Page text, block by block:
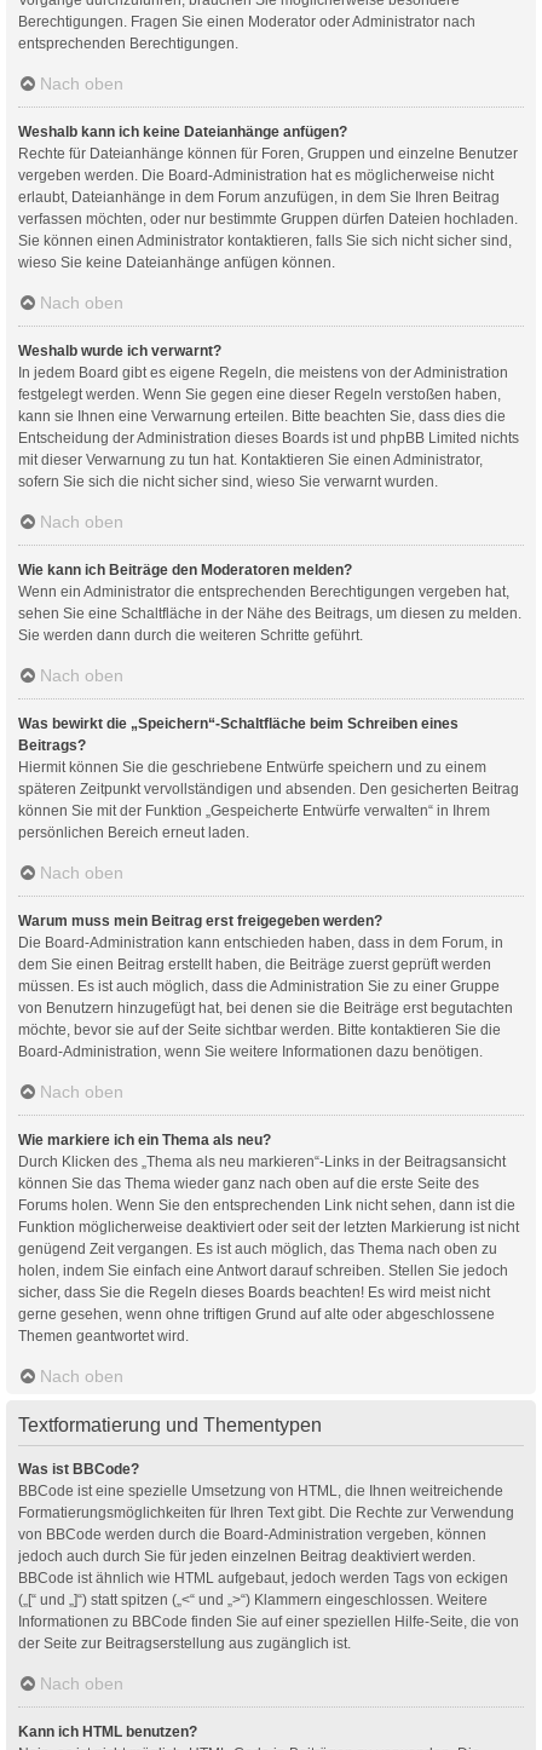
Berechtigungen. Fragen Sie einen Moderator oder Administrator nach
entsprechenden Berechtigungen.
Nach oben
Weshalb kann ich keine Dateianhänge anfügen?
Rechte für Dateianhänge können für Foren, Gruppen und einzelne Benutzer
vergeben werden. Die Board-Administration hat es möglicherweise nicht
erlaubt, Dateianhänge in dem Forum anzufügen, in dem Sie Ihren Beitrag
verfassen möchten, oder nur bestimmte Gruppen dürfen Dateien hochladen.
Sie können einen Administrator kontaktieren, falls Sie sich nicht sicher sind,
wieso Sie keine Dateianhänge anfügen können.
Nach oben
Weshalb wurde ich verwarnt?
In jedem Board gibt es eigene Regeln, die meistens von der Administration
festgelegt werden. Wenn Sie gegen eine dieser Regeln verstoßen haben,
kann sie Ihnen eine Verwarnung erteilen. Bitte beachten Sie, dass dies die
Entscheidung der Administration dieses Boards ist und phpBB Limited nichts
mit dieser Verwarnung zu tun hat. Kontaktieren Sie einen Administrator,
sofern Sie sich die nicht sicher sind, wieso Sie verwarnt wurden.
Nach oben
Wie kann ich Beiträge den Moderatoren melden?
Wenn ein Administrator die entsprechenden Berechtigungen vergeben hat,
sehen Sie eine Schaltfläche in der Nähe des Beitrags, um diesen zu melden.
Sie werden dann durch die weiteren Schritte geführt.
Nach oben
Was bewirkt die „Speichern“-Schaltfläche beim Schreiben eines
Beitrags?
Hiermit können Sie die geschriebene Entwürfe speichern und zu einem
späteren Zeitpunkt vervollständigen und absenden. Den gesicherten Beitrag
können Sie mit der Funktion „Gespeicherte Entwürfe verwalten“ in Ihrem
persönlichen Bereich erneut laden.
Nach oben
Warum muss mein Beitrag erst freigegeben werden?
Die Board-Administration kann entschieden haben, dass in dem Forum, in
dem Sie einen Beitrag erstellt haben, die Beiträge zuerst geprüft werden
müssen. Es ist auch möglich, dass die Administration Sie zu einer Gruppe
von Benutzern hinzugefügt hat, bei denen sie die Beiträge erst begutachten
möchte, bevor sie auf der Seite sichtbar werden. Bitte kontaktieren Sie die
Board-Administration, wenn Sie weitere Informationen dazu benötigen.
Nach oben
Wie markiere ich ein Thema als neu?
Durch Klicken des „Thema als neu markieren“-Links in der Beitragsansicht
können Sie das Thema wieder ganz nach oben auf die erste Seite des
Forums holen. Wenn Sie den entsprechenden Link nicht sehen, dann ist die
Funktion möglicherweise deaktiviert oder seit der letzten Markierung ist nicht
genügend Zeit vergangen. Es ist auch möglich, das Thema nach oben zu
holen, indem Sie einfach eine Antwort darauf schreiben. Stellen Sie jedoch
sicher, dass Sie die Regeln dieses Boards beachten! Es wird meist nicht
gerne gesehen, wenn ohne triftigen Grund auf alte oder abgeschlossene
Themen geantwortet wird.
Nach oben
Textformatierung und Thementypen
Was ist BBCode?
BBCode ist eine spezielle Umsetzung von HTML, die Ihnen weitreichende
Formatierungsmöglichkeiten für Ihren Text gibt. Die Rechte zur Verwendung
von BBCode werden durch die Board-Administration vergeben, können
jedoch auch durch Sie für jeden einzelnen Beitrag deaktiviert werden.
BBCode ist ähnlich wie HTML aufgebaut, jedoch werden Tags von eckigen
(„[“ und „]“) statt spitzen („<“ und „>“) Klammern eingeschlossen. Weitere
Informationen zu BBCode finden Sie auf einer speziellen Hilfe-Seite, die von
der Seite zur Beitragserstellung aus zugänglich ist.
Nach oben
Kann ich HTML benutzen?